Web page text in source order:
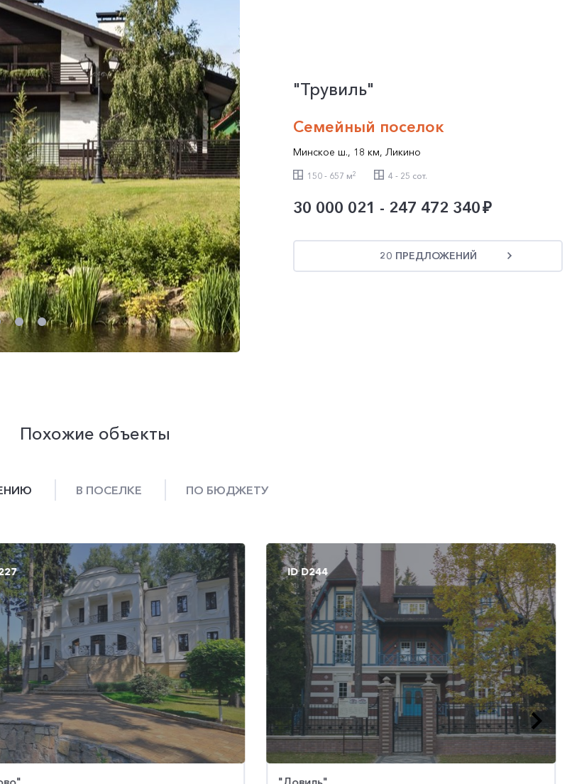
"Трувиль"
Семейный поселок
Минское ш., 18 км, Ликино
150 - 657 м2 4 - 25 сот.
30 000 021 - 247 472 340
20 ПРЕДЛОЖЕНИЙ
Похожие объекты
В ПОСЕЛКЕ ПО БЮДЖЕТУ
ID D244
D1754 ID D1755